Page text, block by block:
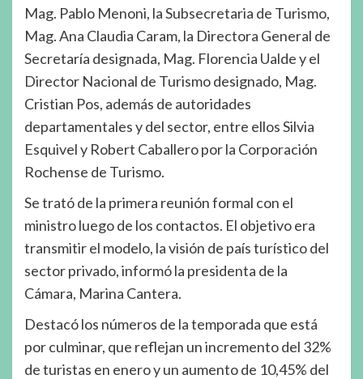
Mag. Pablo Menoni, la Subsecretaria de Turismo,
Mag. Ana Claudia Caram, la Directora General de
Secretaría designada, Mag. Florencia Ualde y el
Director Nacional de Turismo designado, Mag.
Cristian Pos, además de autoridades
departamentales y del sector, entre ellos Silvia
Esquivel y Robert Caballero por la Corporación
Rochense de Turismo.
Se trató de la primera reunión formal con el
ministro luego de los contactos. El objetivo era
transmitir el modelo, la visión de país turístico del
sector privado, informó la presidenta de la
Cámara, Marina Cantera.
Destacó los números de la temporada que está
por culminar, que reflejan un incremento del 32%
de turistas en enero y un aumento de 10,45% del